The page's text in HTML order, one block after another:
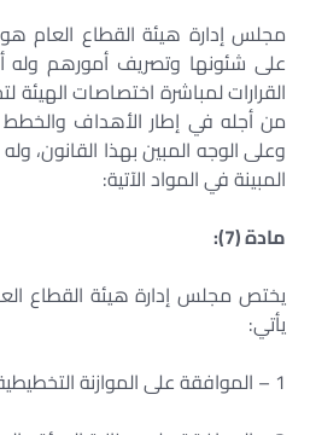
مجلس إدارة هيئة القطاع العام هو
على شئونها وتصريف أمورهم وله
القرارات لمباشرة اختصاصات
من أجله في إطار الأهداف والخطط
وعلى الوجه المبين بهذا القانون،
المبينة في المواد الآتية:
مادة (7):
يختص مجلس إدارة هيئة القطاع
يأتي:
1 – الموافقة على الموازنة التخطيطية للهيئة.